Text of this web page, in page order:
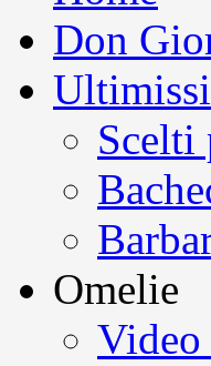
Don
Scelti
Omelie
Video